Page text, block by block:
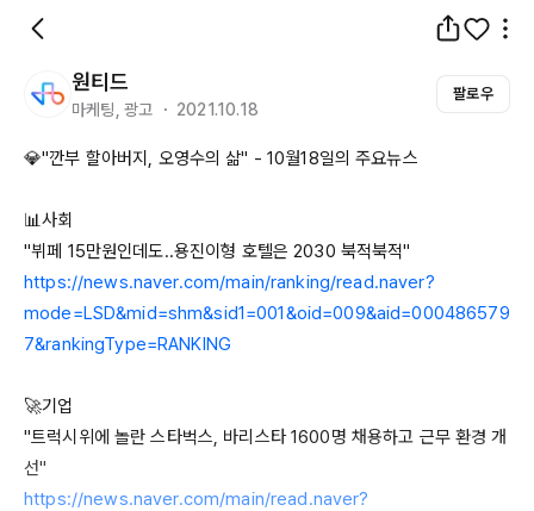
원티드
마케팅, 광고 ・ 2021.10.18
팔로우
💎"깐부 할아버지, 오영수의 삶" - 10월18일의 주요뉴스
📊사회
"뷔페 15만원인데도..용진이형 호텔은 2030
https://news.naver.com/main/ranking/read.naver?
mode=LSD&mid=shm&sid1=001&oid=009&aid=000486579
7&rankingType=RANKING
🚀기업
"트럭시위에 놀란 스타벅스, 바리스타 1600명 채용하고 근무 환경 개
https://news.naver.com/main/read.naver?